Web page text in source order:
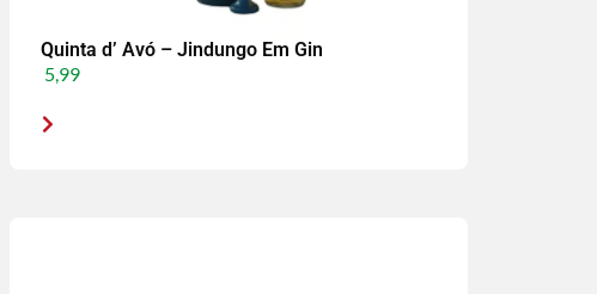
Quinta d’ Avó – Jindungo Em Gin
5,99